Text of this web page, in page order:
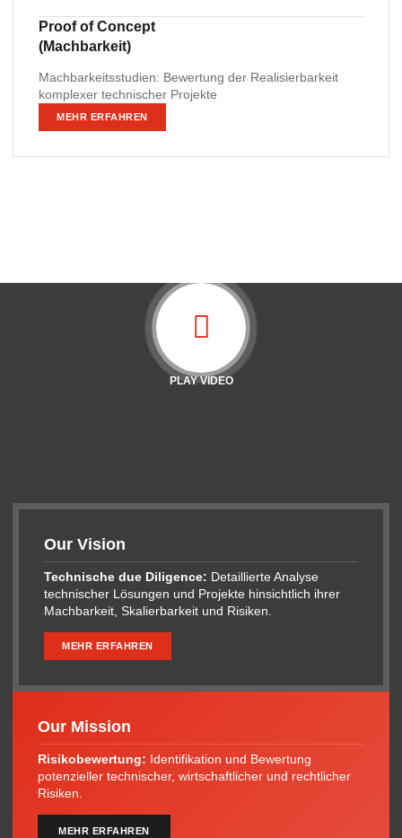
Proof of Concept
(Machbarkeit)
Machbarkeitsstudien: Bewertung der Realisierbarkeit
komplexer technischer Projekte
MEHR ERFAHREN
PLAY VIDEO
Our Vision
Technische due Diligence: Detaillierte Analyse
technischer Lösungen und Projekte hinsichtlich ihrer
Machbarkeit, Skalierbarkeit und Risiken.
MEHR ERFAHREN
Our Mission
Risikobewertung: Identifikation und Bewertung
potenzieller technischer, wirtschaftlicher und rechtlicher
Risiken.
MEHR ERFAHREN